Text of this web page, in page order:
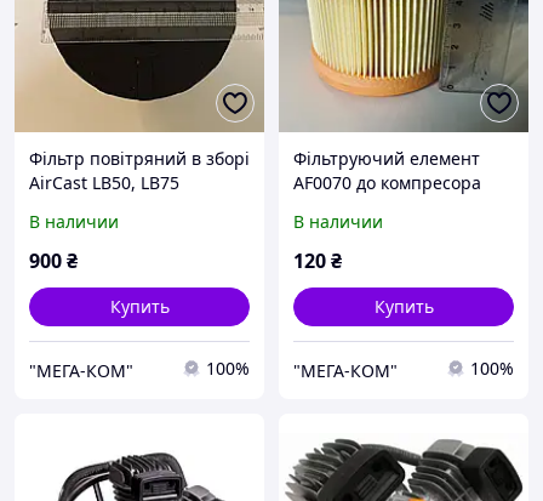
Фільтр повітряний в зборі
AirCast LB50, LB75
В наличии
900₴
Купить
"МЕГА-КОМ" 100%
Фільтруючий елемент
AF0070 до компресора
В наличии
120₴
Купить
"МЕГА-КОМ" 100%